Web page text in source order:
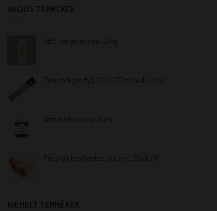
AKCIÓS TERMÉKEK
ABS banán aroma 1,2 kg
Tűzijátékgyertya 120 s 25 cm (4 db / cs)
Azzurro koncentrátum
Pécsi gluténmentes tölcsér (135 db/#)
KIEMELT TERMÉKEK